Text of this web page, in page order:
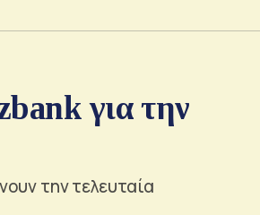
για την
την τελευταία